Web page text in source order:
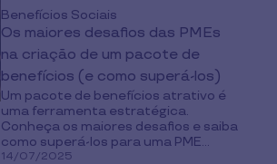
Benefícios Sociais
Os maiores desafios das PMEs
na criação de um pacote de
benefícios (e como superá-los)
Um pacote de benefícios atrativo é
uma ferramenta estratégica.
Conheça os maiores desafios e saiba
como superá-los para uma PME...
14/07/2025